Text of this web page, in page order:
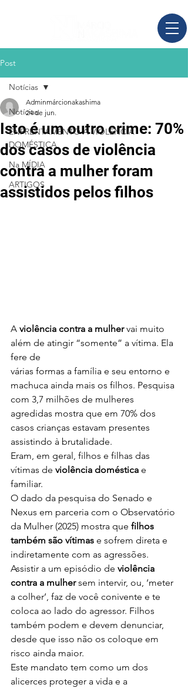
Post
Notícias
ENFRENTAMENTO À VIOLÊNCIA
DOMÉSTICA
Na MÍDIA
ARTIGOS
Notícias
Isto é um outro crime: 70%
dos casos de violência
contra a mulher foram
assistidos pelos filhos
Adminmárcionakashima
24 de jun.
A violência contra a mulher vai muito
além de atingir “somente” a vítima. Ela
fere de
várias formas a família e seu entorno e
machuca ainda mais os filhos. Pesquisa
com 3,7 milhões de mulheres
agredidas mostra que em 70% dos
casos crianças estavam presentes
assistindo à brutalidade.
Eram, em geral, filhos e filhas das
vítimas de violência doméstica e
familiar.
O dado da pesquisa do Senado e
Nexus em parceria com o Observatório
da Mulher (2025) mostra que filhos
também são vítimas e sofrem direta e
indiretamente com as agressões.
Assistir a um episódio de violência
contra a mulher sem intervir, ou, ‘meter
a colher’, faz de você conivente e te
coloca ao lado do agressor. Filhos
também podem e devem denunciar,
desde que isso não os coloque em
risco ainda maior.
Este mandato tem como um dos
alicerces proteger a vida e a